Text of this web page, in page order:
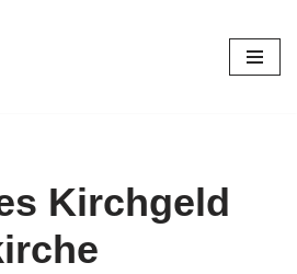
Kirchgeld